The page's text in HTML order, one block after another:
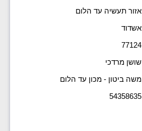
אזור תעשיה עד הלום
אשדוד
77124
שושן מרדכי
משה ביטון - מכון עד הלום
54358635